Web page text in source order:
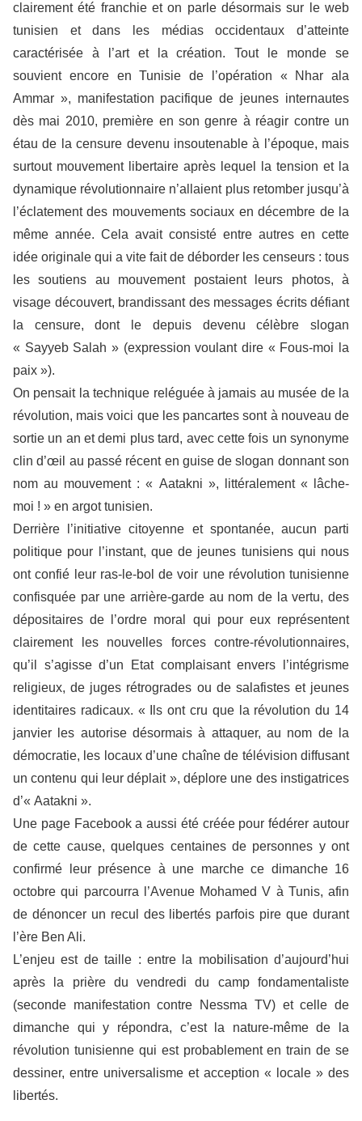
clairement été franchie et on parle désormais sur le web
tunisien et dans les médias occidentaux d’atteinte
caractérisée à l’art et la création. Tout le monde se
souvient encore en Tunisie de l’opération « Nhar ala
Ammar », manifestation pacifique de jeunes internautes
dès mai 2010, première en son genre à réagir contre un
étau de la censure devenu insoutenable à l’époque, mais
surtout mouvement libertaire après lequel la tension et la
dynamique révolutionnaire n’allaient plus retomber jusqu’à
l’éclatement des mouvements sociaux en décembre de la
même année. Cela avait consisté entre autres en cette
idée originale qui a vite fait de déborder les censeurs : tous
les soutiens au mouvement postaient leurs photos, à
visage découvert, brandissant des messages écrits défiant
la censure, dont le depuis devenu célèbre slogan
« Sayyeb Salah » (expression voulant dire « Fous-moi la
paix »).
On pensait la technique reléguée à jamais au musée de la
révolution, mais voici que les pancartes sont à nouveau de
sortie un an et demi plus tard, avec cette fois un synonyme
clin d’œil au passé récent en guise de slogan donnant son
nom au mouvement : « Aatakni », littéralement « lâche-
moi ! » en argot tunisien.
Derrière l’initiative citoyenne et spontanée, aucun parti
politique pour l’instant, que de jeunes tunisiens qui nous
ont confié leur ras-le-bol de voir une révolution tunisienne
confisquée par une arrière-garde au nom de la vertu, des
dépositaires de l’ordre moral qui pour eux représentent
clairement les nouvelles forces contre-révolutionnaires,
qu’il s’agisse d’un Etat complaisant envers l’intégrisme
religieux, de juges rétrogrades ou de salafistes et jeunes
identitaires radicaux. « Ils ont cru que la révolution du 14
janvier les autorise désormais à attaquer, au nom de la
démocratie, les locaux d’une chaîne de télévision diffusant
un contenu qui leur déplait », déplore une des instigatrices
d’« Aatakni ».
Une page Facebook a aussi été créée pour fédérer autour
de cette cause, quelques centaines de personnes y ont
confirmé leur présence à une marche ce dimanche 16
octobre qui parcourra l’Avenue Mohamed V à Tunis, afin
de dénoncer un recul des libertés parfois pire que durant
l’ère Ben Ali.
L’enjeu est de taille : entre la mobilisation d’aujourd’hui
après la prière du vendredi du camp fondamentaliste
(seconde manifestation contre Nessma TV) et celle de
dimanche qui y répondra, c’est la nature-même de la
révolution tunisienne qui est probablement en train de se
dessiner, entre universalisme et acception « locale » des
libertés.